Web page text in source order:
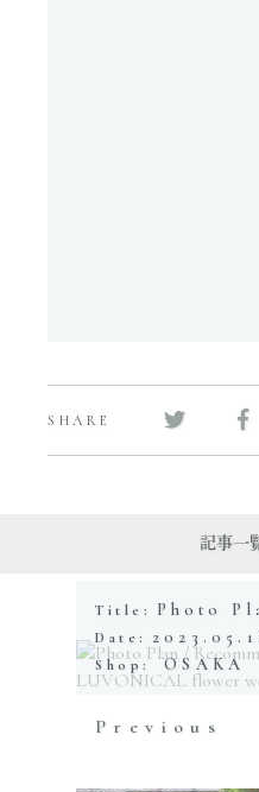
SHARE
記事一
Title: Photo Plan / Recommend Spot
Date:
Shop: OSAKA
Previous